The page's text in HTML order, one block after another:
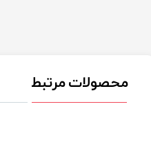
محصولات مرتبط